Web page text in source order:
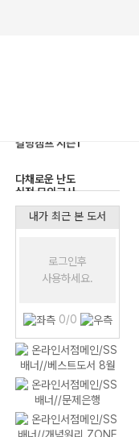
실전 모의고사
내가 최근 본 도서
로그인후
사용하세요.
0/0